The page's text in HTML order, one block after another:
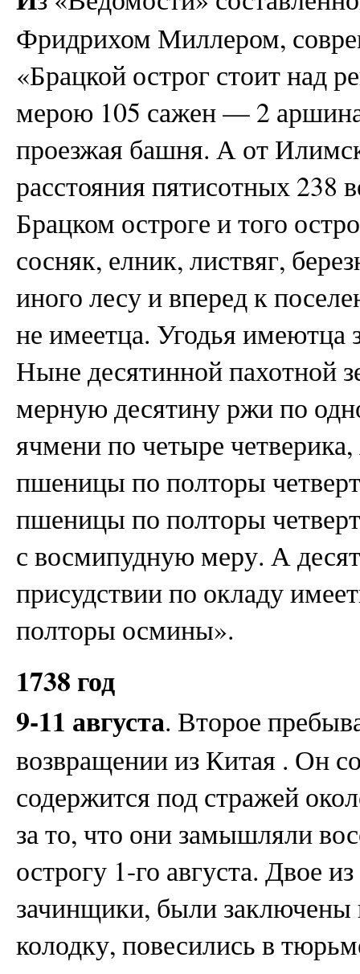
Фридрихом Миллером,
«Брацкой острог стоит над
мерою 105 сажен — 2
проезжая башня. А от
расстояния пятисотных 238
Брацком остроге и того
сосняк, елник, листвяг,
иного лесу и вперед к
не имеетца. Угодья имеютца
Ныне десятинной пахотной
мерную десятину ржи по
ячмени по четыре
пшеницы по полторы
пшеницы по полторы
с восмипудную меру. А
присудствии по окладу
полторы осмины».
1738 год
9-11 августа. Второе
возвращении из Китая . Он
содержится под стражей
за то, что они замышляли
острогу 1-го августа. Двое
зачинщики, были
колодку, повесились в